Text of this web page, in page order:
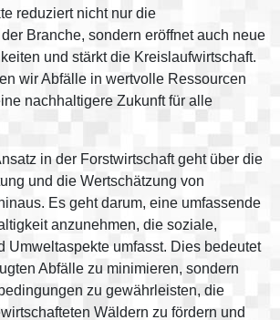
reduziert nicht nur die
Branche, sondern eröffnet auch neue
und stärkt die Kreislaufwirtschaft.
wir Abfälle in wertvolle Ressourcen
nachhaltigere Zukunft für alle
in der Forstwirtschaft geht über die
und die Wertschätzung von
Es geht darum, eine umfassende
anzunehmen, die soziale,
Umweltaspekte umfasst. Dies bedeutet
Abfälle zu minimieren, sondern
zu gewährleisten, die
Wäldern zu fördern und